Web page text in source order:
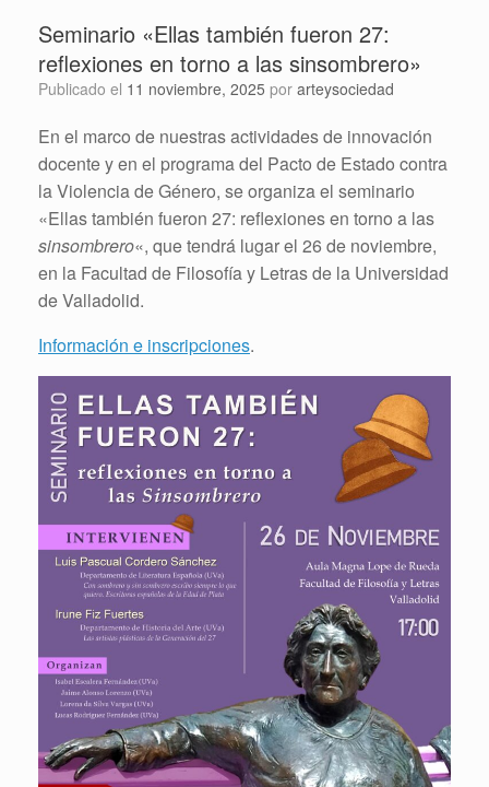
Seminario «Ellas también fueron 27:
reflexiones en torno a las sinsombrero»
Publicado el 11 noviembre, 2025 por arteysociedad
En el marco de nuestras actividades de innovación
docente y en el programa del Pacto de Estado contra
la Violencia de Género, se organiza el seminario
«Ellas también fueron 27: reflexiones en torno a las
sinsombrero«, que tendrá lugar el 26 de noviembre,
en la Facultad de Filosofía y Letras de la Universidad
de Valladolid.
Información e inscripciones.